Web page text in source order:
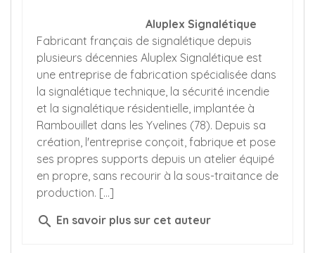
Aluplex Signalétique
Fabricant français de signalétique depuis
plusieurs décennies Aluplex Signalétique est
une entreprise de fabrication spécialisée dans
la signalétique technique, la sécurité incendie
et la signalétique résidentielle, implantée à
Rambouillet dans les Yvelines (78). Depuis sa
création, l'entreprise conçoit, fabrique et pose
ses propres supports depuis un atelier équipé
en propre, sans recourir à la sous-traitance de
production. [...]
search En savoir plus sur cet auteur